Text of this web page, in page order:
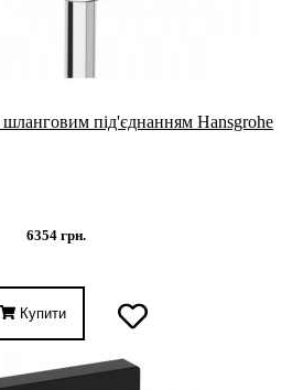
під'єднанням Hansgrohe
6354 грн.
Купити